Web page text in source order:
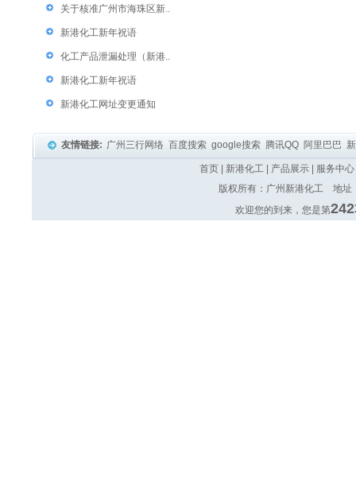
关于核准广州市海珠区新..
新港化工新年祝语
化工产品泄漏处理（新港..
新港化工新年祝语
新港化工网址变更通知
友情链接: 广州三行网络 百度搜索 google搜索 腾讯QQ 阿里巴巴
首页 新港化工 产品展示 服务中心
版权所有：广州新港化工 地
欢迎您的到来，您是第